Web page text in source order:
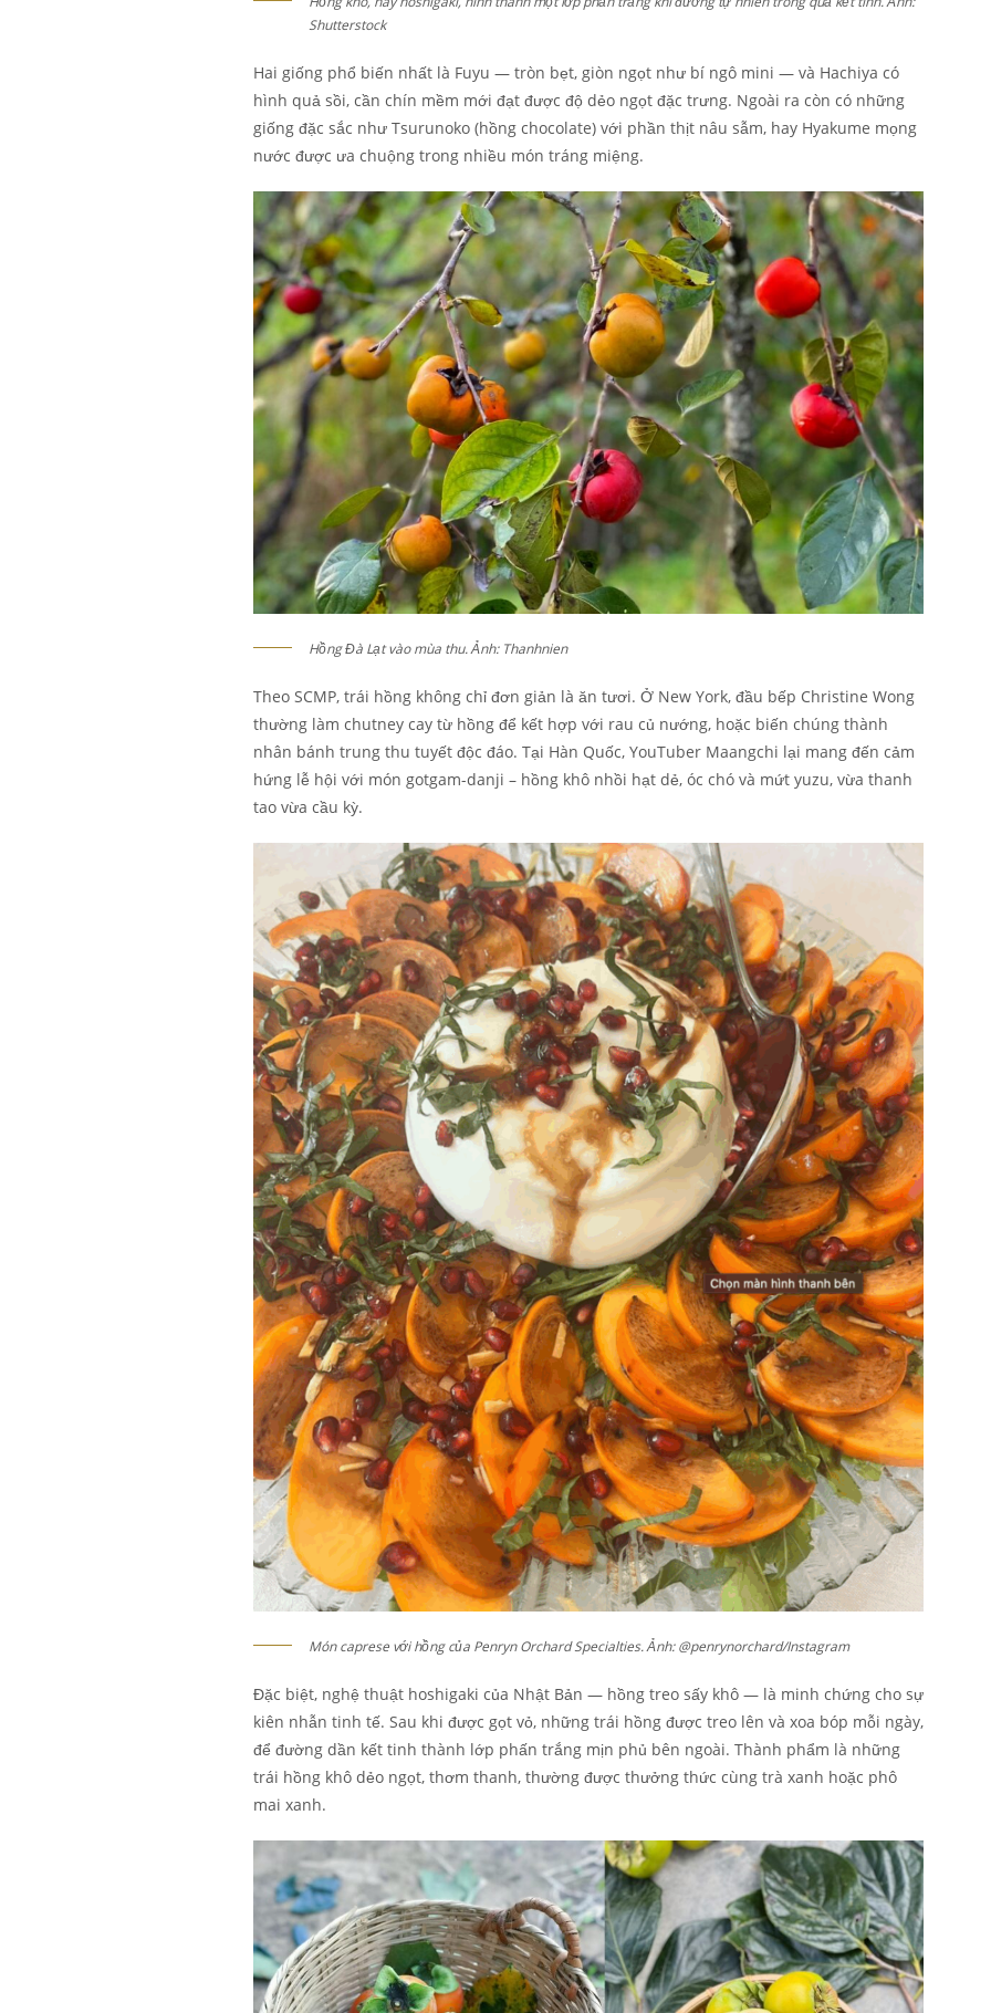
Shutterstock
Hai giống phổ biến nhất là Fuyu — tròn bẹt, giòn ngọt như bí ngô mini — và Hachiya có
hình quả sồi, cần chín mềm mới đạt được độ dẻo ngọt đặc trưng. Ngoài ra còn có những
giống đặc sắc như Tsurunoko (hồng chocolate) với phần thịt nâu sẫm, hay Hyakume mọng
nước được ưa chuộng trong nhiều món tráng miệng.
Hồng Đà Lạt vào mùa thu. Ảnh: Thanhnien
Theo SCMP, trái hồng không chỉ đơn giản là ăn tươi. Ở New York, đầu bếp Christine Wong
thường làm chutney cay từ hồng để kết hợp với rau củ nướng, hoặc biến chúng thành
nhân bánh trung thu tuyết độc đáo. Tại Hàn Quốc, YouTuber Maangchi lại mang đến cảm
hứng lễ hội với món gotgam-danji – hồng khô nhồi hạt dẻ, óc chó và mứt yuzu, vừa thanh
tao vừa cầu kỳ.
Món caprese với hồng của Penryn Orchard Specialties. Ảnh: @penrynorchard/Instagram
Đặc biệt, nghệ thuật hoshigaki của Nhật Bản — hồng treo sấy khô — là minh chứng cho sự
kiên nhẫn tinh tế. Sau khi được gọt vỏ, những trái hồng được treo lên và xoa bóp mỗi ngày,
để đường dần kết tinh thành lớp phấn trắng mịn phủ bên ngoài. Thành phẩm là những
trái hồng khô dẻo ngọt, thơm thanh, thường được thưởng thức cùng trà xanh hoặc phô
mai xanh.